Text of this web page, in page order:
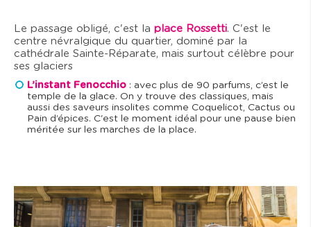
Le passage obligé, c'est la place Rossetti. C'est le
centre névralgique du quartier, dominé par la
cathédrale Sainte-Réparate, mais surtout célèbre pour
ses glaciers
L’instant Fenocchio : avec plus de 90 parfums, c’est le
temple de la glace. On y trouve des classiques, mais
aussi des saveurs insolites comme Coquelicot, Cactus ou
Pain d’épices. C'est le moment idéal pour une pause bien
méritée sur les marches de la place.